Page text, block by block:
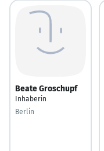
Beate Groschupf
Inhaberin
Berlin